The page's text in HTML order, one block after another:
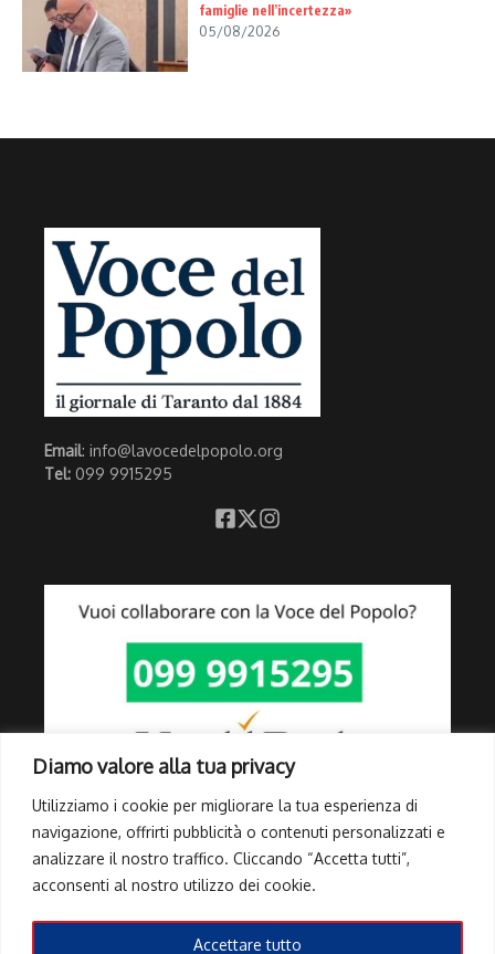
Diamo valore alla tua privacy
Utilizziamo i cookie per migliorare la tua esperienza di
navigazione, offrirti pubblicità o contenuti personalizzati e
analizzare il nostro traffico. Cliccando “Accetta tutti”,
acconsenti al nostro utilizzo dei cookie.
Accettare tutto
famiglie nell’incertezza»
05/08/2026
Email: info@lavocedelpopolo.org
Tel: 099 9915295
Link Utili